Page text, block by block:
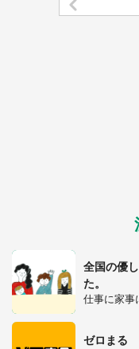
全国の優
た。
仕事に家事
ゼロまる